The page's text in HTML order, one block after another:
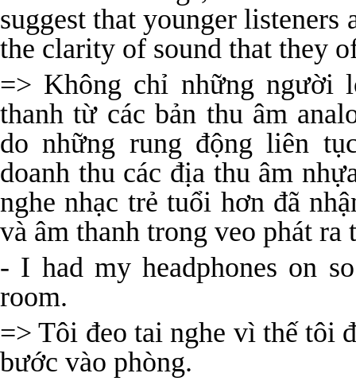
suggest that younger listeners
the clarity of sound that they
=> Không chỉ những
thanh từ các bản thu âm
do những rung động liên
doanh thu các địa thu âm
nghe nhạc trẻ tuổi hơn đã
và âm thanh trong veo phát
- I had my headphones on
room.
=> Tôi đeo tai nghe vì thế tôi
bước vào phòng.